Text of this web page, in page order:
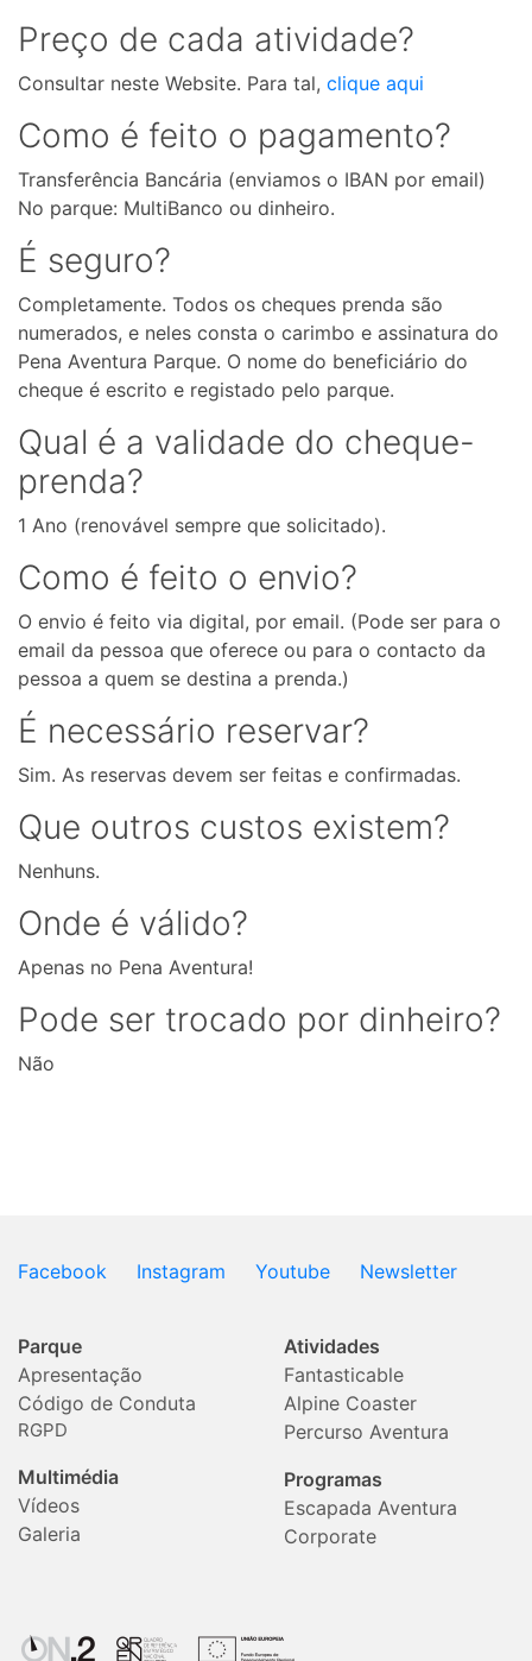
Preço de cada atividade?
Consultar neste Website. Para tal, clique aqui
Como é feito o pagamento?
Transferência Bancária (enviamos o IBAN por email)
No parque: MultiBanco ou dinheiro.
É seguro?
Completamente. Todos os cheques prenda são
numerados, e neles consta o carimbo e assinatura do
Pena Aventura Parque. O nome do beneficiário do
cheque é escrito e registado pelo parque.
Qual é a validade do cheque-
prenda?
1 Ano (renovável sempre que solicitado).
Como é feito o envio?
O envio é feito via digital, por email. (Pode ser para o
email da pessoa que oferece ou para o contacto da
pessoa a quem se destina a prenda.)
É necessário reservar?
Sim. As reservas devem ser feitas e confirmadas.
Que outros custos existem?
Nenhuns.
Onde é válido?
Apenas no Pena Aventura!
Pode ser trocado por dinheiro?
Não
Facebook Instagram Youtube Newsletter
Parque
Apresentação
Código de Conduta
RGPD
Multimédia
Vídeos
Galeria
Atividades
Fantasticable
Alpine Coaster
Percurso Aventura
Programas
Escapada Aventura
Corporate